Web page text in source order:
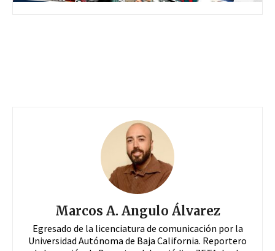
Marcos A. Angulo Álvarez
Egresado de la licenciatura de comunicación por la
Universidad Autónoma de Baja California. Reportero